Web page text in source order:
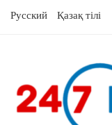
Русский Қазақ тілі